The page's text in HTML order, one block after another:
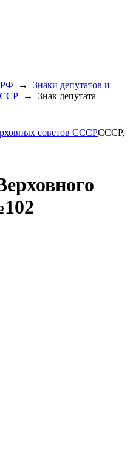
→
Знаки депутатов и
→
Знак депутата
советов СССРСССР,